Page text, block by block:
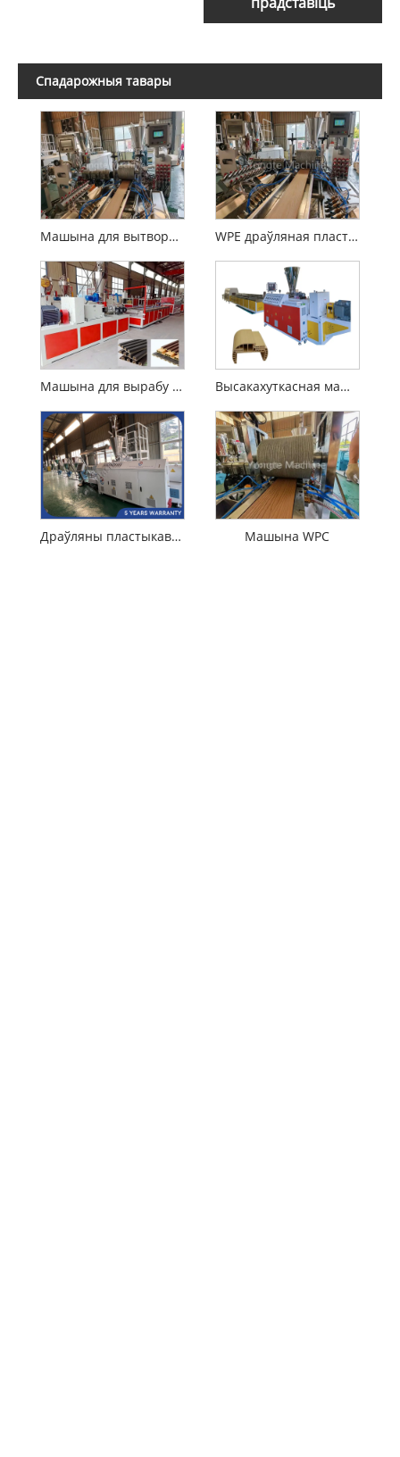
Спадарожныя тавары
Машына для вытворчасці насцілаў WPC WPE драўляная пластыкавая кампазіцыя WPC Extrusion Machine
Машына для вырабу насценнай панэлі PVC WPC Высакахуткасная машына для экструзіі дзвярнога профілю WPC
Драўляны пластыкавы кампазітны марнул WPC для вырабу машыны Машына WPC